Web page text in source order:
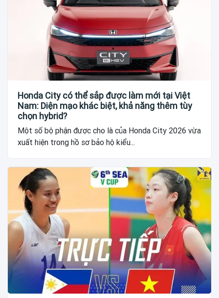
Honda City có thể sắp được làm mới tại Việt
Nam: Diện mạo khác biệt, khả năng thêm tùy
chọn hybrid?
Một số bộ phận được cho là của Honda City 2026 vừa
xuất hiện trong hồ sơ bảo hộ kiểu...